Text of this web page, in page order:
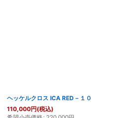
ヘッケルクロス ICA RED－１０
110,000円(税込)